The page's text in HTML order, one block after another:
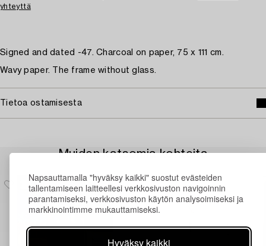
Napsauttamalla "hyväksy kaikki" suostut evästeiden
tallentamiseen laitteellesi verkkosivuston navigoinnin
parantamiseksi, verkkosivuston käytön analysoimiseksi ja
markkinointimme mukauttamiseksi.
Hyväksy kaikki
yhteyttä
Signed and dated -47. Charcoal on paper, 75 x 111 cm.
Wavy paper. The frame without glass.
Tietoa ostamisesta
Muiden katsomia kohteita